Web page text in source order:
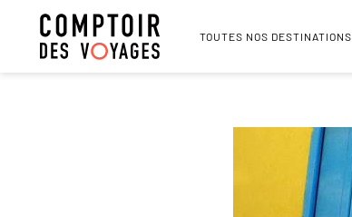
TOUTES NOS DESTINATIONS